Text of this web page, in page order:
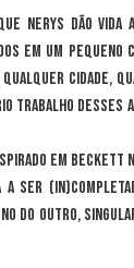
Nerys dão vida
em um
cidade,
trabalho desses
em Beckett
ser
do outro,